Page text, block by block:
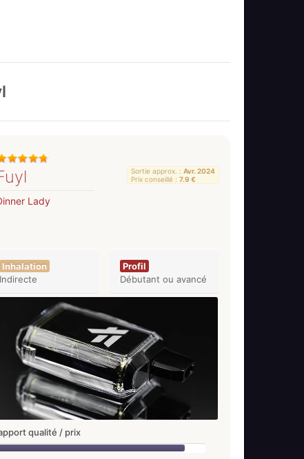
Lady
Sortie approx. : Avr. 2024
Prix conseillé : 7.9 €
Inhalation
Indirecte
Profil
Débutant ou avancé
qualité / prix